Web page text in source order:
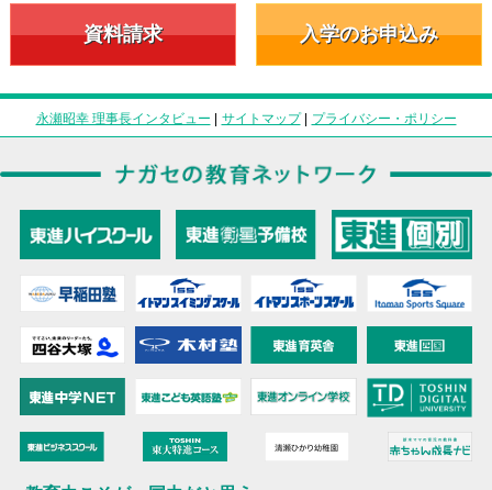
資料請求 入学のお申込み
永瀬昭幸 理事長インタビュー | サイトマップ| プライバシー・ポリシー